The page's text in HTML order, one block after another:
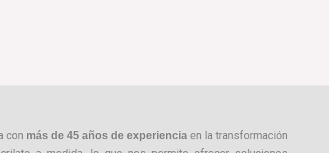
con más de 45 años de experienciaen la transformación